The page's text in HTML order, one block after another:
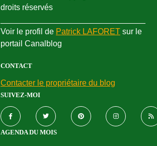
droits réservés
Voir le profil de Patrick LAFORET sur le
portail Canalblog
CONTACT
Contacter le propriétaire du blog
SUIVEZ-MOI
AGENDA DU MOIS